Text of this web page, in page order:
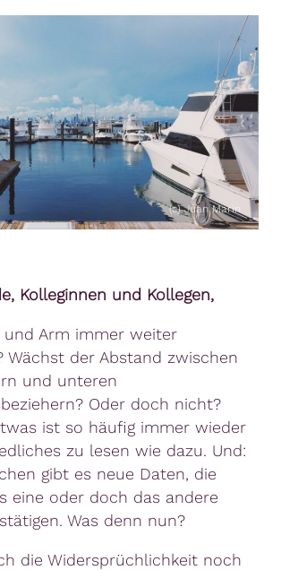
(c) Juan Marin
Kolleginnen und Kollegen,
und Arm immer weiter
Wächst der Abstand zwischen
und unteren
Oder doch nicht?
ist so häufig immer wieder
zu lesen wie dazu. Und:
gibt es neue Daten, die
eine oder doch das andere
Was denn nun?
die Widersprüchlichkeit noch